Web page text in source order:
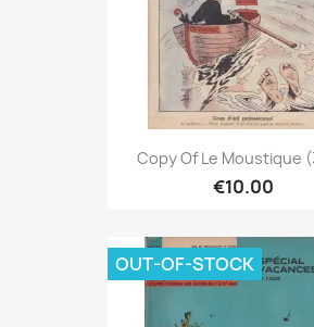
Copy Of Le Moustique
€10.00
OUT-OF-STOCK